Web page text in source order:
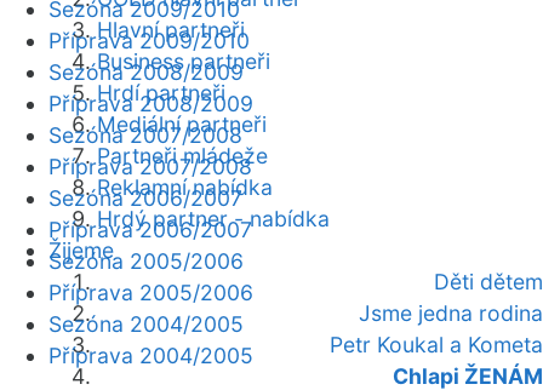
Hlavní partneři
Business partneři
Hrdí partneři
Mediální partneři
Partneři mládeže
Reklamní nabídka
Hrdý partner - nabídka
Žijeme
Děti dětem
Jsme jedna rodina
Petr Koukal a Kometa
Chlapi ŽENÁM
Sezóna 2009/2010
Příprava 2009/2010
Sezóna 2008/2009
Příprava 2008/2009
Sezóna 2007/2008
Příprava 2007/2008
Sezóna 2006/2007
Příprava 2006/2007
Sezóna 2005/2006
Příprava 2005/2006
Sezóna 2004/2005
Příprava 2004/2005